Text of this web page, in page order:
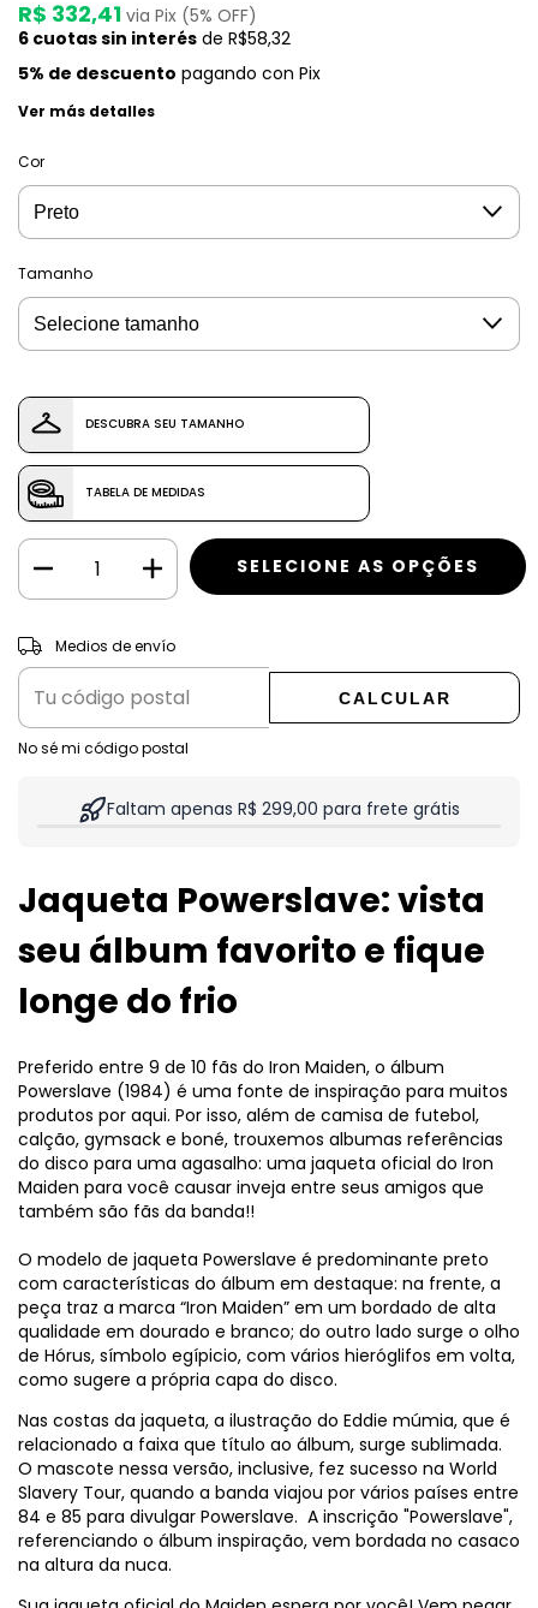
R$ 332,41 via Pix (5% OFF)
6 cuotas sin interés de R$58,32
5% de descuento pagando con Pix
Ver más detalles
Cor
Tamanho
DESCUBRA SEU TAMANHO
TABELA DE MEDIDAS
Entregas para el CP:
Medios de envío
CALCULAR
No sé mi código postal
Faltam apenas R$ 299,00 para frete grátis
Jaqueta Powerslave: vista
seu álbum favorito e fique
longe do frio
Preferido entre 9 de 10 fãs do Iron Maiden, o álbum
Powerslave (1984) é uma fonte de inspiração para muitos
produtos por aqui. Por isso, além de camisa de futebol,
calção, gymsack e boné, trouxemos albumas referências
do disco para uma agasalho: uma jaqueta oficial do Iron
Maiden para você causar inveja entre seus amigos que
também são fãs da banda!!
O modelo de jaqueta Powerslave é predominante preto
com características do álbum em destaque: na frente, a
peça traz a marca “Iron Maiden” em um bordado de alta
qualidade em dourado e branco; do outro lado surge o olho
de Hórus, símbolo egípicio, com vários hieróglifos em volta,
como sugere a própria capa do disco.
Nas costas da jaqueta, a ilustração do Eddie múmia, que é
relacionado a faixa que título ao álbum, surge sublimada.
O mascote nessa versão, inclusive, fez sucesso na World
Slavery Tour, quando a banda viajou por vários países entre
84 e 85 para divulgar Powerslave. A inscrição "Powerslave",
referenciando o álbum inspiração, vem bordada no casaco
na altura da nuca.